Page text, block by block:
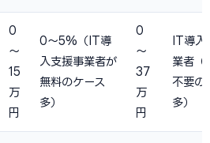
0
〜
15
万
円
0〜5%（IT導
入支援事業者が
無料のケース
多）
0
〜
37
万
円
IT導入
業者（
不要の
多）